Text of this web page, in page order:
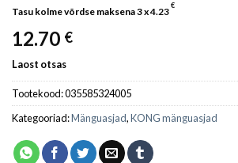
Tasu kolme võrdse maksena 3 x4.23
€
12.70 €
Laost otsas
Tootekood:035585324005
Kategooriad:Mänguasjad,KONG mänguasjad